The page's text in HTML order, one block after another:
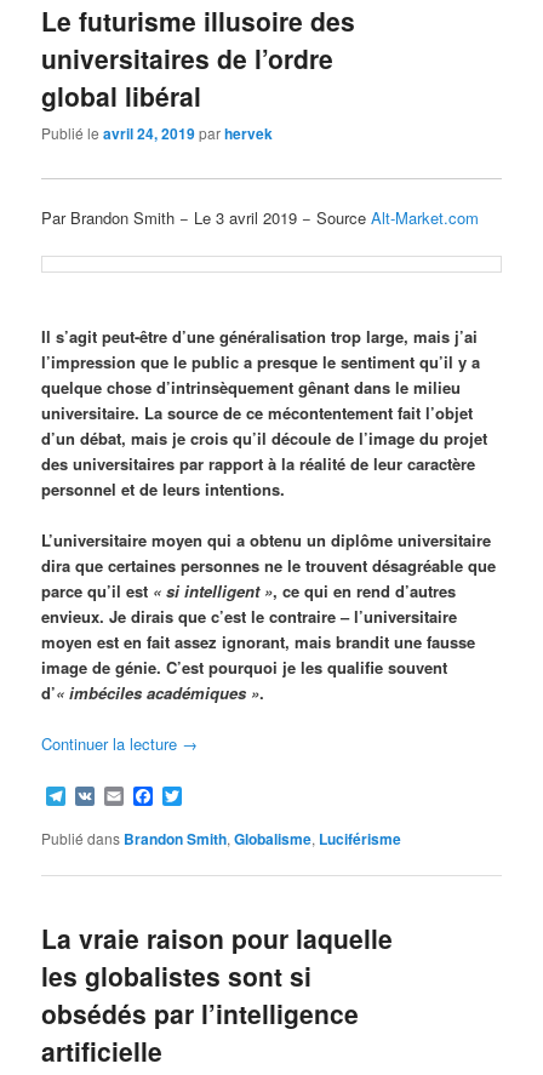
Le futurisme illusoire des
universitaires de l’ordre
global libéral
Publié leavril 24, 2019parhervek
Par Brandon Smith − Le 3 avril 2019 − SourceAlt-Market.com
Il s’agit peut-être d’une généralisation trop large, mais j’ai
l’impression que le public a presque le sentiment qu’il y a
quelque chose d’intrinsèquement gênant dans le milieu
universitaire. La source de ce mécontentement fait l’objet
d’un débat, mais je crois qu’il découle de l’image du projet
des universitaires par rapport à la réalité de leur caractère
personnel et de leurs intentions.
L’universitaire moyen qui a obtenu un diplôme universitaire
dira que certaines personnes ne le trouvent désagréable que
parce qu’il est «si intelligent », ce qui en rend d’autres
envieux. Je dirais que c’est le contraire – l’universitaire
moyen est en fait assez ignorant, mais brandit une fausse
image de génie. C’est pourquoi je les qualifie souvent
d’«imbéciles académiques ».
Continuer la lecture →
Telegram
VK EmailFacebook
Publié dans Brandon Smith,Globalisme, Luciférisme
La vraie raison pour laquelle
les globalistes sont si
obsédés par l’intelligence
artificielle